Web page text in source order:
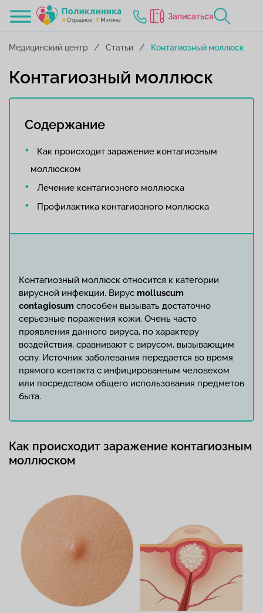
Записаться
Медицинский центр Статьи Контагиозный моллюск
Контагиозный моллюск
Содержание
Как происходит заражение контагиозным
моллюском
Лечение контагиозного моллюска
Профилактика контагиозного моллюска
Контагиозный моллюск относится к категории
вирусной инфекции. Вирус molluscum
contagiosum способен вызывать достаточно
серьезные поражения кожи. Очень часто
проявления данного вируса, по характеру
воздействия, сравнивают с вирусом, вызывающим
оспу. Источник заболевания передается во время
прямого контакта с инфицированным человеком
или посредством общего использования предметов
быта.
Как происходит заражение контагиозным
моллюском